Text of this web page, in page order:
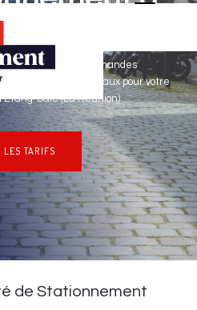
Salé
effectue vos demandes
& pose de panneaux pour votre
Salé (La Réunion)
LES TARIFS
de Stationnement